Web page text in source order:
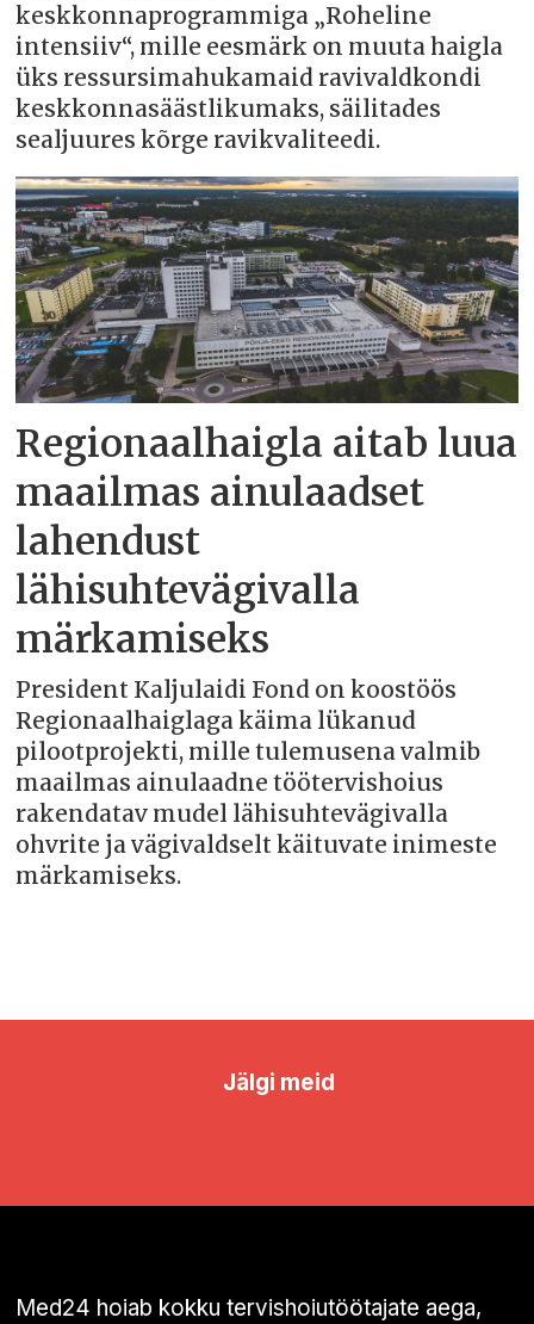
keskkonnaprogrammiga „Roheline
intensiiv“, mille eesmärk on muuta haigla
üks ressursimahukamaid ravivaldkondi
keskkonnasäästlikumaks, säilitades
sealjuures kõrge ravikvaliteedi.
Regionaalhaigla aitab luua
maailmas ainulaadset
lahendust
lähisuhtevägivalla
märkamiseks
President Kaljulaidi Fond on koostöös
Regionaalhaiglaga käima lükanud
pilootprojekti, mille tulemusena valmib
maailmas ainulaadne töötervishoius
rakendatav mudel lähisuhtevägivalla
ohvrite ja vägivaldselt käituvate inimeste
märkamiseks.
Jälgi meid
Med24 hoiab kokku tervishoiutöötajate aega,